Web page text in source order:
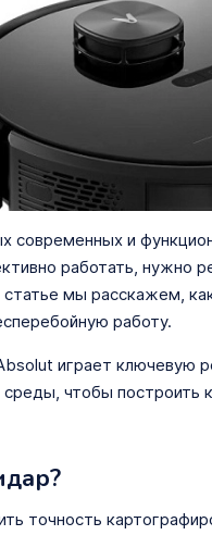
современных и
работать, нужно
мы расскажем,
работу.
играет ключевую
чтобы построить
точность